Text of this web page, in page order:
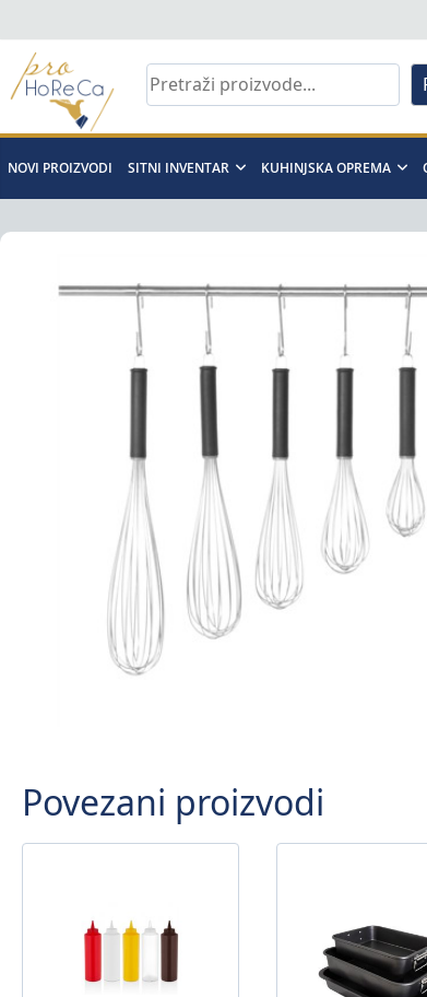
to
content
Pro
Horeca
d.o.o
NOVI PROIZVODI SITNI INVENTAR KUHINJSKA OPREMA
Povezani proizvodi